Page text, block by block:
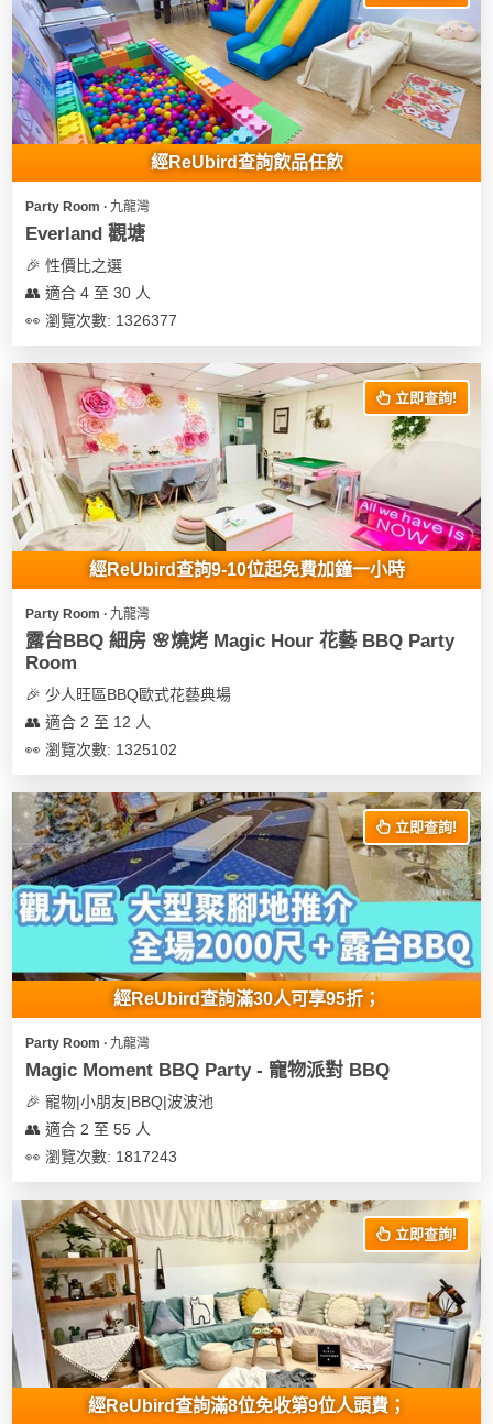
Party
Room
到
會
特
色
蛋
糕
花
束
花
藝
禮
品
禮
物
場
地
佈
用
品
即
食
列
聚
拍
廳
BBQ
場
地
新
活
動
類
型
Party
朋
友
聚
會
慶
生
日
拍
拖
業/
公
活
動
婚
禮
親
子
活
動
動
攻
略
活
動
攻
員
劃
會
員
需
社
交
軟
夾
神
器
情
侶
心
願
清
聯
關
我
們
經ReUbird查詢飲品任飲
Party Room ∙ 九龍灣
Everland 觀塘
🎉 性價比之選
👥 適合 4 至 30 人
👀 瀏覽次數: 1326377
立即查詢!
經ReUbird查詢9-10位起免費加鐘一小時
Party Room ∙ 九龍灣
露台BBQ 細房 🌸燒烤 Magic Hour 花藝 BBQ Party
Room
🎉 少人旺區BBQ歐式花藝典場
👥 適合 2 至 12 人
👀 瀏覽次數: 1325102
立即查詢!
經ReUbird查詢滿30人可享95折；
Party Room ∙ 九龍灣
Magic Moment BBQ Party - 寵物派對 BBQ
🎉 寵物|小朋友|BBQ|波波池
👥 適合 2 至 55 人
👀 瀏覽次數: 1817243
立即查詢!
經ReUbird查詢滿8位免收第9位人頭費；